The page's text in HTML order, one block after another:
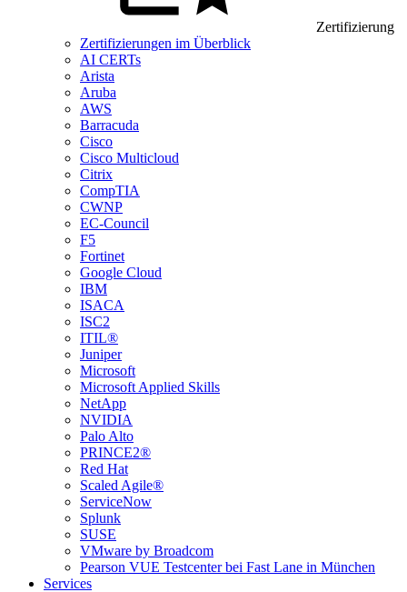
Zertifizierung
Zertifizierungen im Überblick
AI CERTs
Arista
Aruba
AWS
Barracuda
Cisco
Cisco Multicloud
Citrix
CompTIA
CWNP
EC-Council
F5
Fortinet
Google Cloud
IBM
ISACA
ISC2
ITIL®
Juniper
Microsoft
Microsoft Applied Skills
NetApp
NVIDIA
Palo Alto
PRINCE2®
Red Hat
Scaled Agile®
ServiceNow
Splunk
SUSE
VMware by Broadcom
Pearson VUE Testcenter bei Fast Lane in München
Services